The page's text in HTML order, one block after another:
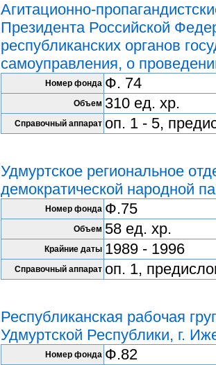
Агитационно-
Президента Российской
республиканских органов
самоуправления, о
Номер фонда Ф. 74
Объем 310 ед. хр.
Справочный аппарат оп. 1 - 5,
Удмуртское региональное
демократической народной
Номер фонда Ф.75
Объем 58 ед. хр.
Крайние даты 1989 - 1996
Справочный аппарат оп. 1,
Республиканская рабочая
Удмуртской Республики, г.
Номер фонда Ф.82